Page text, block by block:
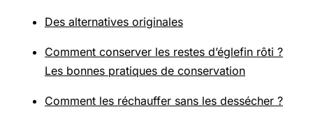
Des alternatives originales
Comment conserver les restes d’églefin rôti ?
Les bonnes pratiques de conservation
Comment les réchauffer sans les dessécher ?